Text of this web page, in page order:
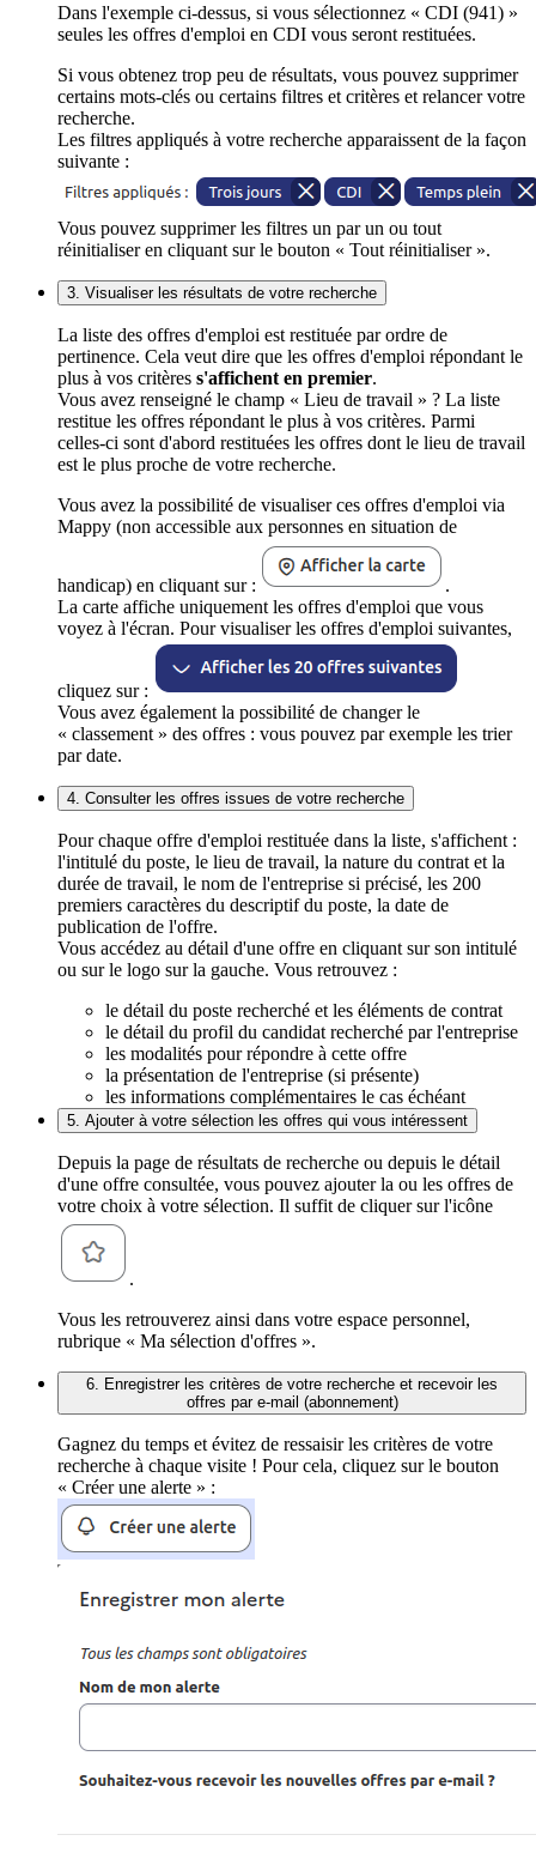
Dans l'exemple ci-dessus, si vous sélectionnez « CDI (941) »
seules les offres d'emploi en CDI vous seront restituées.
Si vous obtenez trop peu de résultats, vous pouvez supprimer
certains mots-clés ou certains filtres et critères et relancer votre
recherche.
Les filtres appliqués à votre recherche apparaissent de la façon
suivante :
Vous pouvez supprimer les filtres un par un ou tout
réinitialiser en cliquant sur le bouton « Tout réinitialiser ».
3. Visualiser les résultats de votre recherche
La liste des offres d'emploi est restituée par ordre de
pertinence. Cela veut dire que les offres d'emploi répondant le
plus à vos critères s'affichent en premier.
Vous avez renseigné le champ « Lieu de travail » ? La liste
restitue les offres répondant le plus à vos critères. Parmi
celles-ci sont d'abord restituées les offres dont le lieu de travail
est le plus proche de votre recherche.
Vous avez la possibilité de visualiser ces offres d'emploi via
Mappy (non accessible aux personnes en situation de
handicap) en cliquant sur :
.
La carte affiche uniquement les offres d'emploi que vous
voyez à l'écran. Pour visualiser les offres d'emploi suivantes,
cliquez sur :
Vous avez également la possibilité de changer le
« classement » des offres : vous pouvez par exemple les trier
par date.
4. Consulter les offres issues de votre recherche
Pour chaque offre d'emploi restituée dans la liste, s'affichent :
l'intitulé du poste, le lieu de travail, la nature du contrat et la
durée de travail, le nom de l'entreprise si précisé, les 200
premiers caractères du descriptif du poste, la date de
publication de l'offre.
Vous accédez au détail d'une offre en cliquant sur son intitulé
ou sur le logo sur la gauche. Vous retrouvez :
le détail du poste recherché et les éléments de contrat
le détail du profil du candidat recherché par l'entreprise
les modalités pour répondre à cette offre
la présentation de l'entreprise (si présente)
les informations complémentaires le cas échéant
5. Ajouter à votre sélection les offres qui vous intéressent
Depuis la page de résultats de recherche ou depuis le détail
d'une offre consultée, vous pouvez ajouter la ou les offres de
votre choix à votre sélection. Il suffit de cliquer sur l'icône
.
Vous les retrouverez ainsi dans votre espace personnel,
rubrique « Ma sélection d'offres ».
6. Enregistrer les critères de votre recherche et recevoir les
offres par e-mail (abonnement)
Gagnez du temps et évitez de ressaisir les critères de votre
recherche à chaque visite ! Pour cela, cliquez sur le bouton
« Créer une alerte » :